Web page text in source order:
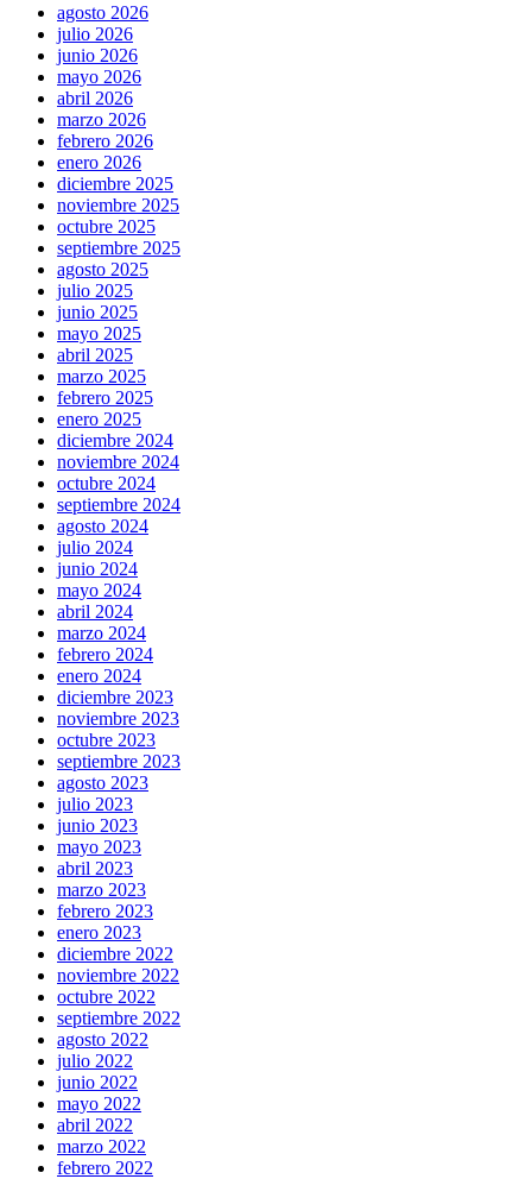
agosto 2026
julio 2026
junio 2026
mayo 2026
abril 2026
marzo 2026
febrero 2026
enero 2026
diciembre 2025
noviembre 2025
octubre 2025
septiembre 2025
agosto 2025
julio 2025
junio 2025
mayo 2025
abril 2025
marzo 2025
febrero 2025
enero 2025
diciembre 2024
noviembre 2024
octubre 2024
septiembre 2024
agosto 2024
julio 2024
junio 2024
mayo 2024
abril 2024
marzo 2024
febrero 2024
enero 2024
diciembre 2023
noviembre 2023
octubre 2023
septiembre 2023
agosto 2023
julio 2023
junio 2023
mayo 2023
abril 2023
marzo 2023
febrero 2023
enero 2023
diciembre 2022
noviembre 2022
octubre 2022
septiembre 2022
agosto 2022
julio 2022
junio 2022
mayo 2022
abril 2022
marzo 2022
febrero 2022